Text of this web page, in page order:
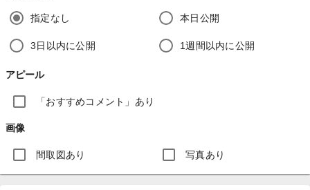
指定なし 本日公開
3日以内に公開 1週間以内に公開
アピール
「おすすめコメント」あり
画像
間取図あり 写真あり